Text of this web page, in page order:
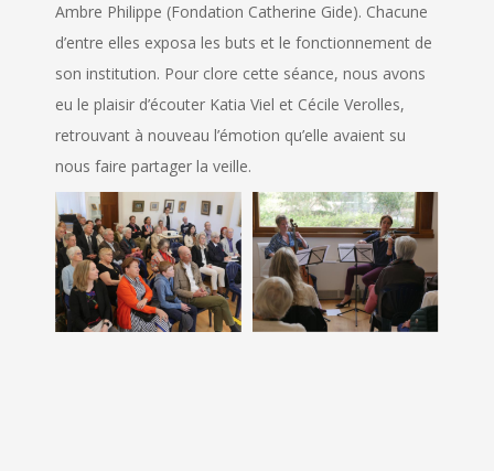
Ambre Philippe (Fondation Catherine Gide). Chacune
d’entre elles exposa les buts et le fonctionnement de
son institution. Pour clore cette séance, nous avons
eu le plaisir d’écouter Katia Viel et Cécile Verolles,
retrouvant à nouveau l’émotion qu’elle avaient su
nous faire partager la veille.